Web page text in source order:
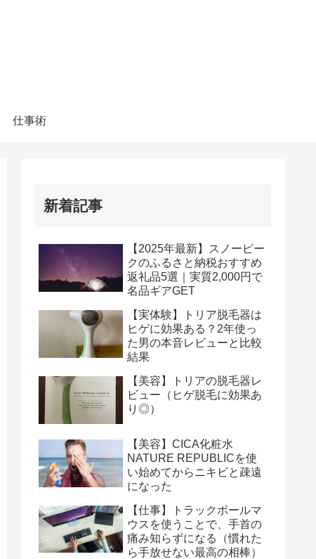
仕事術
新着記事
【2025年最新】スノーピー
クのふるさと納税おすすめ
返礼品5選｜実質2,000円で
名品ギアGET
【実体験】トリア脱毛器は
ヒゲに効果ある？2年使っ
た男の本音レビューと比較
結果
【美容】トリアの脱毛器レ
ビュー（ヒゲ脱毛に効果あ
り◎）
【美容】CICA化粧水
NATURE REPUBLICを使
い始めてからニキビと疎遠
になった
【仕事】トラックボールマ
ウスを使うことで、手首の
痛み知らずになる（慣れた
ら手放せない最高の相棒）